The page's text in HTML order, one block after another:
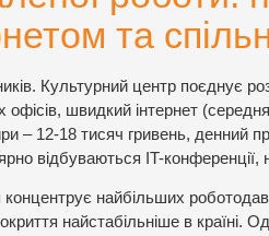
та
Культурний центр поєднує
швидкий інтернет
– 12-18 тисяч гривень, денний
відбуваються IT-конференції,
найбільших
найстабільніше в країні.